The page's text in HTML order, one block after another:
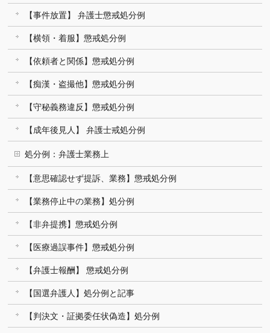
【事件放置】 弁護士懲戒処分例
【横領・着服】懲戒処分例
【依頼者と関係】懲戒処分例
【痴漢・盗撮他】懲戒処分例
【守秘義務違反】懲戒処分例
【成年後見人】 弁護士戒処分例
処分例：弁護士業務上
【意思確認せず提訴、業務】懲戒処分例
【業務停止中の業務】処分例
【非弁提携】懲戒処分例
【医療過誤事件】懲戒処分例
【弁護士報酬】 懲戒処分例
【国選弁護人】処分例と記事
【判決文・証拠委任状偽造】処分例